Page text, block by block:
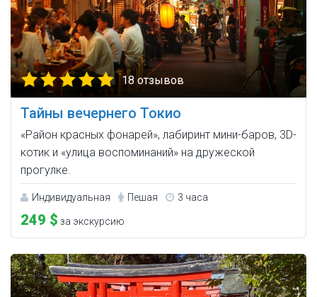
18 отзывов
Тайны вечернего Токио
«Район красных фонарей», лабиринт мини-баров, 3D-
котик и «улица воспоминаний» на дружеской
прогулке.
Индивидуальная Пешая 3 часа
249 $ за экскурсию